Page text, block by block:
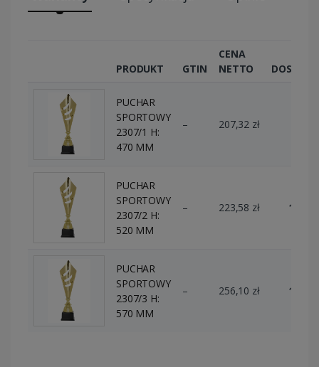
PRODUKT GTIN
CENA
NETTO
PUCHAR
SPORTOWY
2307/1 H:
470 MM
– 207,32 zł
PUCHAR
SPORTOWY
2307/2 H:
520 MM
– 223,58 zł 18
PUCHAR
SPORTOWY
2307/3 H:
570 MM
– 256,10 zł 18